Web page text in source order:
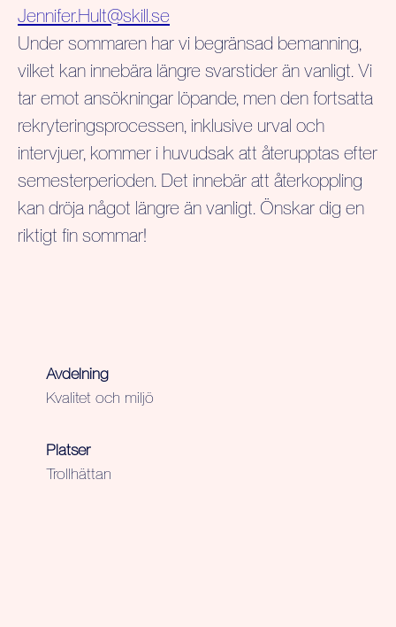
Jennifer.Hult@skill.se
Under sommaren har vi begränsad bemanning,
vilket kan innebära längre svarstider än vanligt. Vi
tar emot ansökningar löpande, men den fortsatta
rekryteringsprocessen, inklusive urval och
intervjuer, kommer i huvudsak att återupptas efter
semesterperioden. Det innebär att återkoppling
kan dröja något längre än vanligt. Önskar dig en
riktigt fin sommar!
Avdelning
Kvalitet och miljö
Platser
Trollhättan